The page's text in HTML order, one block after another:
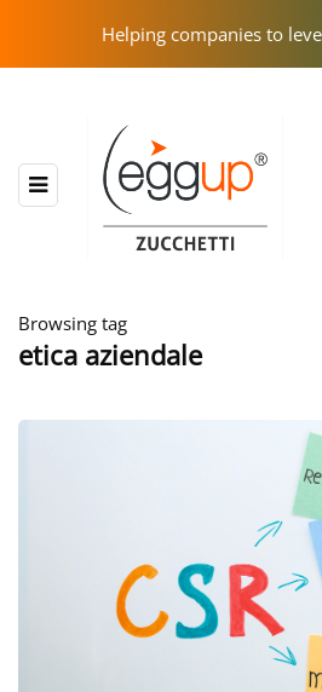
Helping companies to
Browsing tag
etica aziendale